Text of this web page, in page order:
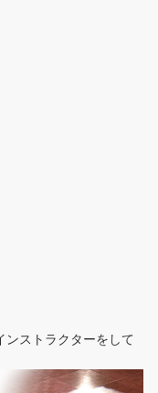
ンストラクターをして